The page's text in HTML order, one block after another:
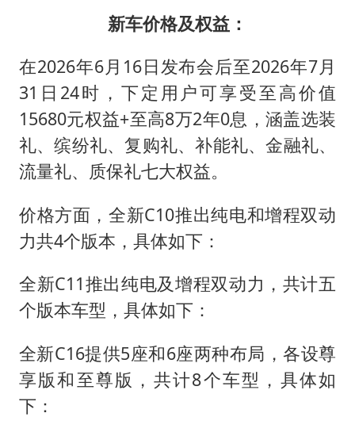
新车价格及权益：
在2026年6月16日发布会后至2026年7月
31日24时，下定用户可享受至高价值
15680元权益+至高8万2年0息，涵盖选装
礼、缤纷礼、复购礼、补能礼、金融礼、
流量礼、质保礼七大权益。
价格方面，全新C10推出纯电和增程双动
力共4个版本，具体如下：
全新C11推出纯电及增程双动力，共计五
个版本车型，具体如下：
全新C16提供5座和6座两种布局，各设尊
享版和至尊版，共计8个车型，具体如
下：